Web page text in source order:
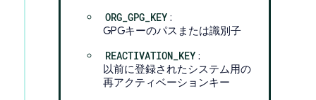
ORG_GPG_KEY :
GPGキーのパスまたは識別子
REACTIVATION_KEY :
以前に登録されたシステム用の
再アクティベーションキー